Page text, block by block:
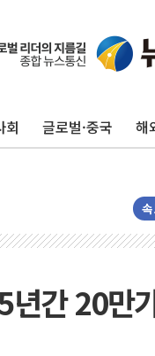
회 글로벌·중국 해
간 20만